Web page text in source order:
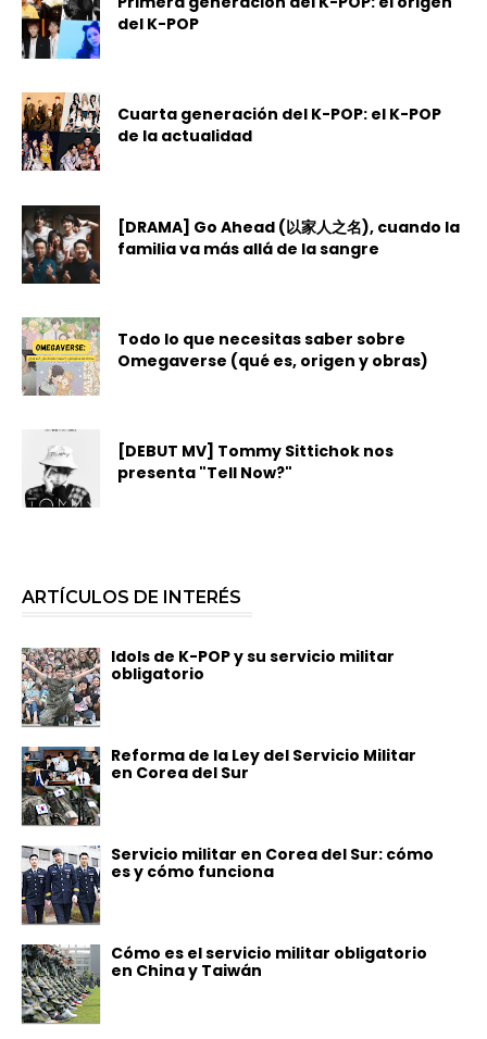
del K-POP
Cuarta generación del K-POP: el K-POP
de la actualidad
[DRAMA] Go Ahead (以家人之名), cuando la
familia va más allá de la sangre
Todo lo que necesitas saber sobre
Omegaverse (qué es, origen y obras)
[DEBUT MV] Tommy Sittichok nos
presenta "Tell Now?"
ARTÍCULOS DE INTERÉS
Idols de K-POP y su servicio militar
obligatorio
Reforma de la Ley del Servicio Militar
en Corea del Sur
Servicio militar en Corea del Sur: cómo
es y cómo funciona
Cómo es el servicio militar obligatorio
en China y Taiwán